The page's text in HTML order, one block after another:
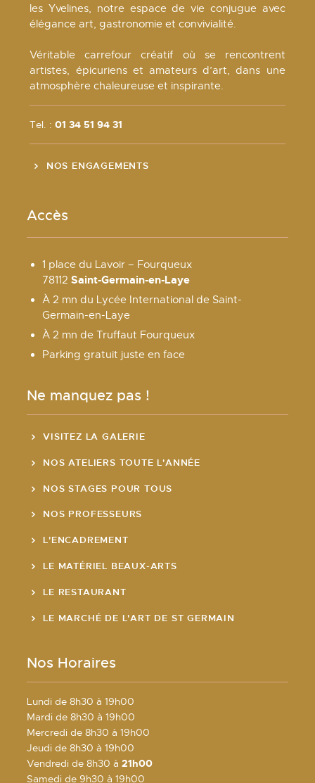
les Yvelines, notre espace de vie conjugue avec
élégance art, gastronomie et convivialité.
Véritable carrefour créatif où se rencontrent
artistes, épicuriens et amateurs d’art, dans une
atmosphère chaleureuse et inspirante.
Tel. :01 34 51 94 31
NOS ENGAGEMENTS
Accès
1 place du Lavoir – Fourqueux
78112Saint-Germain-en-Laye
À 2 mn du Lycée International de Saint-
Germain-en-Laye
À 2 mn de Truffaut Fourqueux
Parking gratuit juste en face
Ne manquez pas !
VISITEZ LA GALERIE
NOS ATELIERS TOUTE L'ANNÉE
NOS STAGES POUR TOUS
NOS PROFESSEURS
L'ENCADREMENT
LE MATÉRIEL BEAUX-ARTS
LE RESTAURANT
LE MARCHÉ DE L'ART DE ST GERMAIN
Nos Horaires
Lundi de 8h30 à 19h00
Mardi de 8h30 à 19h00
Mercredi de 8h30 à 19h00
Jeudi de 8h30 à 19h00
Vendredi de 8h30 à 21h00
Samedi de 9h30 à 19h00